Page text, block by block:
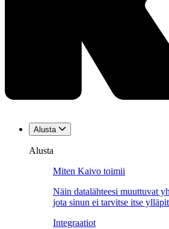
Alusta
Alusta
Miten Kaivo toimii
Näin datalähteesi muuttuvat
jota sinun ei tarvitse itse
Integraatiot